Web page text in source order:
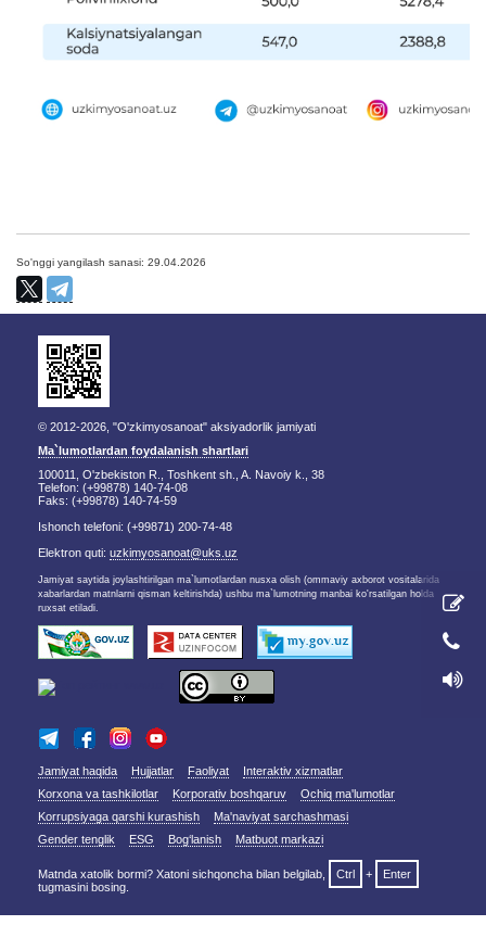
So'nggi yangilash sanasi: 29.04.2026
© 2012-2026, "O'zkimyosanoat" aksiyadorlik jamiyati
Ma`lumotlardan foydalanish shartlari
100011, O'zbekiston R., Toshkent sh., A. Navoiy k., 38
Telefon: (+99878) 140-74-08
Faks: (+99878) 140-74-59
Ishonch telefoni: (+99871) 200-74-48
Elektron quti: uzkimyosanoat@uks.uz
Jamiyat saytida joylashtirilgan ma`lumotlardan nusxa olish (ommaviy axborot vositalarida
xabarlardan matnlarni qisman keltirishda) ushbu ma`lumotning manbai ko'rsatilgan holda
ruxsat etiladi.
Jamiyat haqida Hujjatlar Faoliyat
Interaktiv xizmatlar
Korxona va tashkilotlar
Korporativ boshqaruv
Ochiq ma'lumotlar
Korrupsiyaga qarshi kurashish
Ma'naviyat sarchashmasi
Gender tenglik
ESG Bog‘lanish Matbuot markazi
Matnda xatolik bormi? Xatoni sichqoncha bilan belgilab, Ctrl +
Enter
tugmasini bosing.